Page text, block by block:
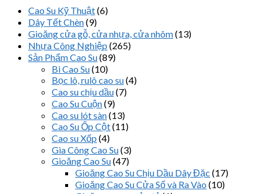
Cao Su Kỹ Thuật(6)
Dây Tết Chèn(9)
Gioăng cửa gỗ, cửa nhựa, cửa nhôm(13)
Nhựa Công Nghiệp (265)
Sản Phẩm Cao Su(89)
Bi Cao Su(10)
Bọc lô, rulô cao su(4)
Cao su chịu dầu(7)
Cao Su Cuộn(9)
Cao su lót sàn(13)
Cao Su Ốp Cột(11)
Cao su Xốp (4)
Gia Công Cao Su(3)
Gioăng Cao Su(47)
Gioăng Cao Su Chịu Dầu Dây Đặc (17)
Gioăng Cao Su Cửa Sổ và Ra Vào (10)